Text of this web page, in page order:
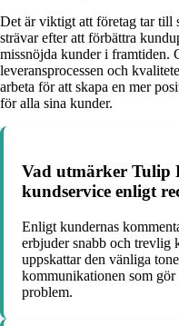
Det är viktigt att företag tar till
strävar efter att förbättra
missnöjda kunder i framtiden.
leveransprocessen och
arbeta för att skapa en mer
för alla sina kunder.
Vad utmärker Tulip
kundservice enligt
Enligt kundernas
erbjuder snabb och trevlig
uppskattar den vänliga
kommunikationen som
problem.